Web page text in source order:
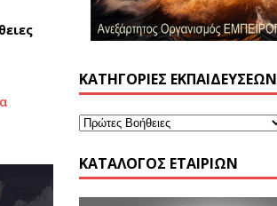
ΚΑΤΗΓΟΡΊΕΣ ΕΚΠΑΙΔΕΎΣΕΩΝ
ΚΑΤΆΛΟΓΟΣ ΕΤΑΙΡΙΏΝ